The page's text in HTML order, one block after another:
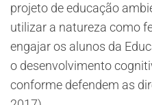
projeto de educação
utilizar a natureza como
engajar os alunos da
o desenvolvimento
conforme defendem as